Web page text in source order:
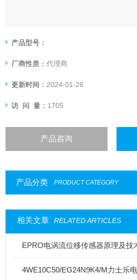
产品型号：
厂商性质：代理商
更新时间： 2024-01-26
访 问 量： 1705
产品咨询
产品分类 PRODUCT CATEGORY
相关文章 RELATED ARTICLES
EPRO电涡流位移传感器原理及技
4WE10C50/EG24N9K4/M力士乐